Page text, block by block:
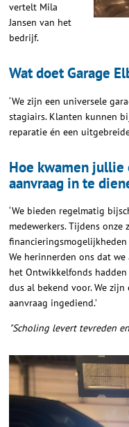
vertelt Mila
Jansen van het
bedrijf.
Wat doet Garage
‘We zijn een universele
stagiairs. Klanten kunnen
reparatie én een
Hoe kwamen jullie
aanvraag in te
‘We bieden regelmatig
medewerkers. Tijdens onze
We herinnerden ons dat
het Ontwikkelfonds
dus al bekend voor. We
aanvraag ingediend.’
"Scholing levert tevreden